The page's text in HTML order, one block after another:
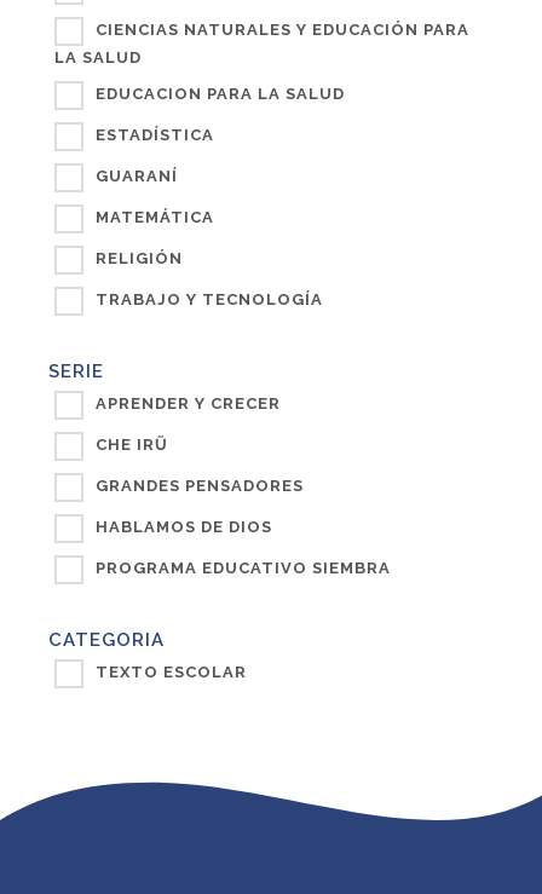
CIENCIAS NATURALES Y EDUCACIÓN PARA
LA SALUD
EDUCACION PARA LA SALUD
ESTADÍSTICA
GUARANÍ
MATEMÁTICA
RELIGIÓN
TRABAJO Y TECNOLOGÍA
SERIE
APRENDER Y CRECER
CHE IRŨ
GRANDES PENSADORES
HABLAMOS DE DIOS
PROGRAMA EDUCATIVO SIEMBRA
CATEGORIA
TEXTO ESCOLAR